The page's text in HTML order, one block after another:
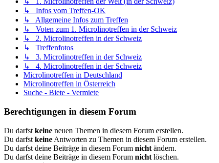
↳ Infos vom Treffen-OK
↳ Allgemeine Infos zum Treffen
↳ Voten zum 1. Microlinotreffen in der Schweiz
↳ 2. Microlinotreffen in der Schweiz
↳ Treffenfotos
↳ 3. Microlinotreffen in der Schweiz
↳ 4. Microlinotreffen in der Schweiz
Microlinotreffen in Deutschland
Microlinotreffen in Österreich
Suche - Biete - Vermiete
Berechtigungen in diesem Forum
Du darfst keine neuen Themen in diesem Forum erstellen.
Du darfst keine Antworten zu Themen in diesem Forum erstellen.
Du darfst deine Beiträge in diesem Forum nicht ändern.
Du darfst deine Beiträge in diesem Forum nicht löschen.